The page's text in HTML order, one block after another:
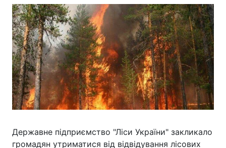
Державне підприємство "Ліси України" закликало
громадян утриматися від відвідування лісових